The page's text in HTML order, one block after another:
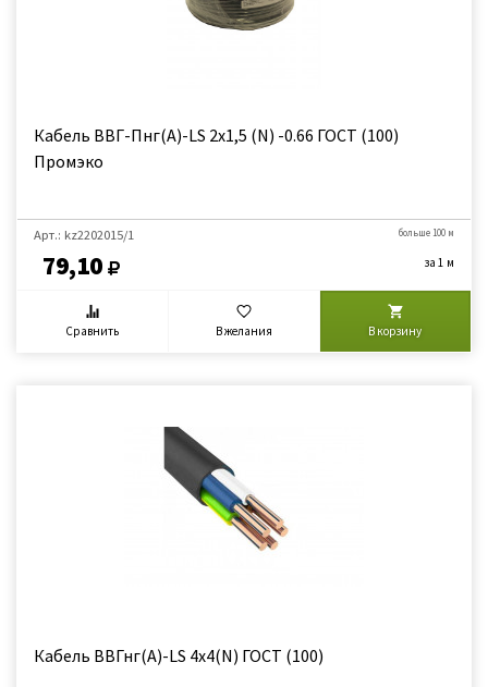
Кабель ВВГ-Пнг(А)-LS 2х1,5 (N) -0.66 ГОСТ (100)
Промэко
Арт.: kz2202015/1
79,10
больше 100 м
за 1 м
Сравнить В желания В корзину
Кабель ВВГнг(А)-LS 4х4(N) ГОСТ (100)